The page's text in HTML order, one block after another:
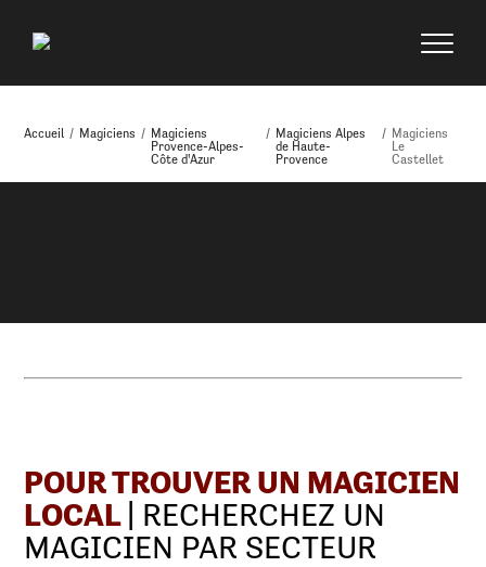
Accueil / Magiciens / Magiciens
Provence-Alpes-
Côte d'Azur
/ Magiciens Alpes
de Haute-
Provence
/ Magiciens
Le
Castellet
POUR TROUVER UN MAGICIEN
LOCAL | RECHERCHEZ UN
MAGICIEN PAR SECTEUR